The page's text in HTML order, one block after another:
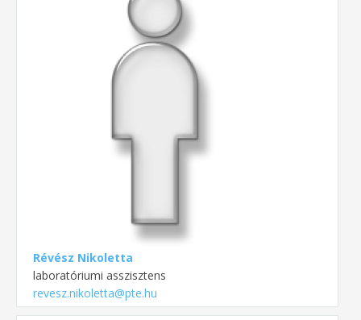
Révész Nikoletta
laboratóriumi asszisztens
revesz.nikoletta@pte.hu